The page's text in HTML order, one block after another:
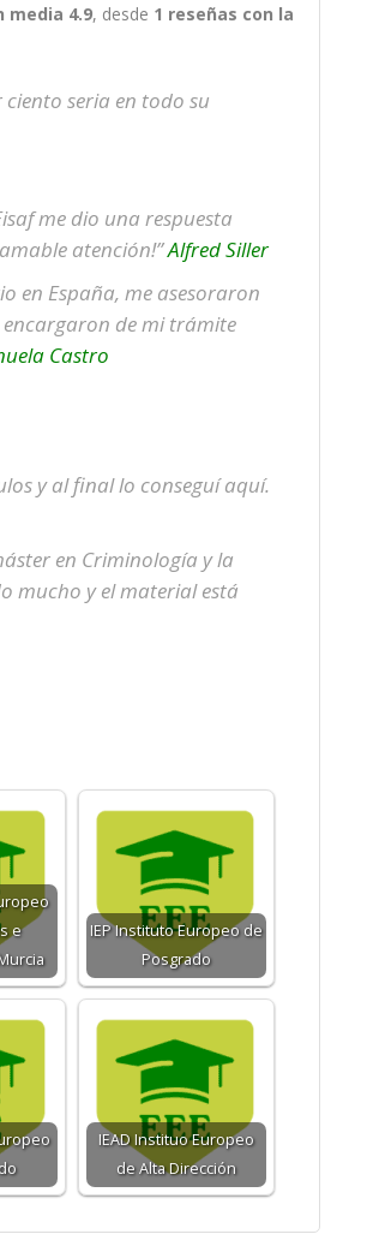
media 4.9, desde 1 reseñas con la
seria en todo su
me dio una respuesta
atención!”Alfred Siller
en España, me asesoraron
encargaron de mi trámite
Castro
y al final lo conseguí aquí.
en Criminología y la
mucho y el material está
e
IEP Instituto Europeo de
Posgrado
IEAD Instituo Europeo
de Alta Dirección